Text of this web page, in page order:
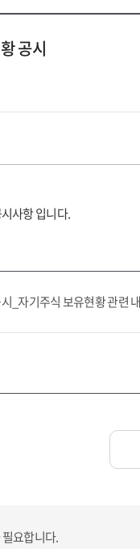
공시
사항 입니다.
_자기주식 보유현황 관련
필요합니다.